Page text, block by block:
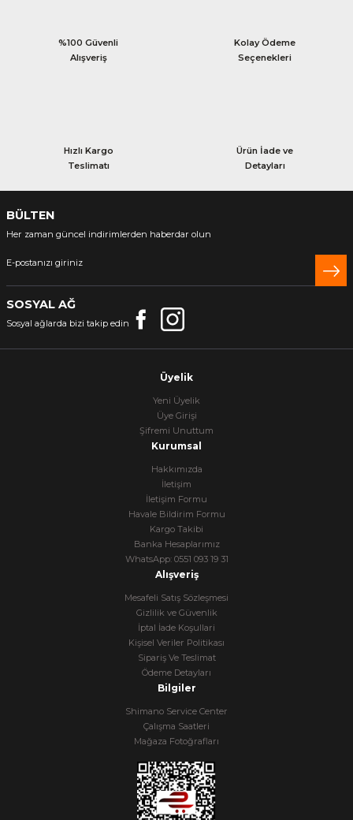
%100 Güvenli
Alışveriş
Kolay Ödeme
Seçenekleri
Hızlı Kargo
Teslimatı
Ürün İade ve
Detayları
BÜLTEN
Her zaman güncel indirimlerden haberdar olun
SOSYAL AĞ
Sosyal ağlarda bizi takip edin
Üyelik
Yeni Üyelik
Üye Girişi
Şifremi Unuttum
Kurumsal
Hakkımızda
İletişim
İletişim Formu
Havale Bildirim Formu
Kargo Takibi
Banka Hesaplarımız
WhatsApp: 0551 093 19 31
Alışveriş
Mesafeli Satış Sözleşmesi
Gizlilik ve Güvenlik
İptal İade Koşullari
Kişisel Veriler Politikası
Sipariş Ve Teslimat
Ödeme Detayları
Bilgiler
Shimano Service Center
Çalışma Saatleri
Mağaza Fotoğrafları